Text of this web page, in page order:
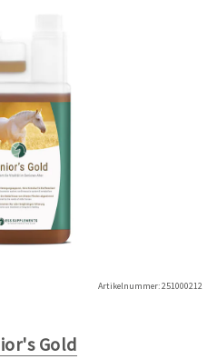
Artikelnummer:251000212
Gold